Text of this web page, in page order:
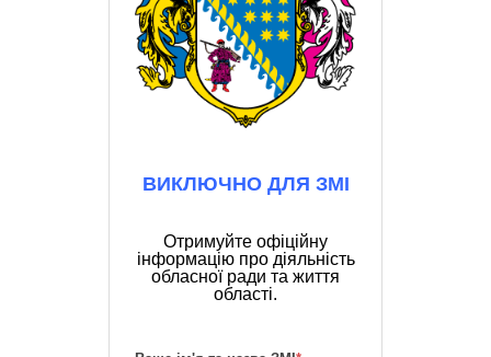
ВИКЛЮЧНО ДЛЯ ЗМІ
Отримуйте офіційну
інформацію про діяльність
обласної ради та життя
області.